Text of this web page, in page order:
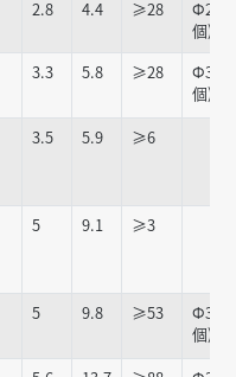
2.8 4.4 ≥28
個)
3.3 5.8 ≥28
個)
3.5 5.9 ≥6
5 9.1 ≥3
5 9.8 ≥53
個)